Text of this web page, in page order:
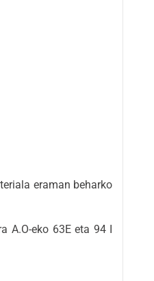
eraman beharko
A.O-eko 63E eta 94 I